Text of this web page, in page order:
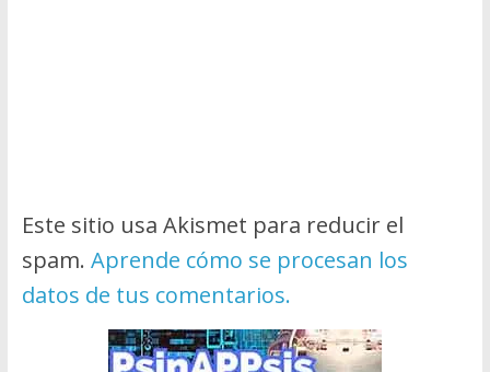
Este sitio usa Akismet para reducir el
spam. Aprende cómo se procesan los
datos de tus comentarios.